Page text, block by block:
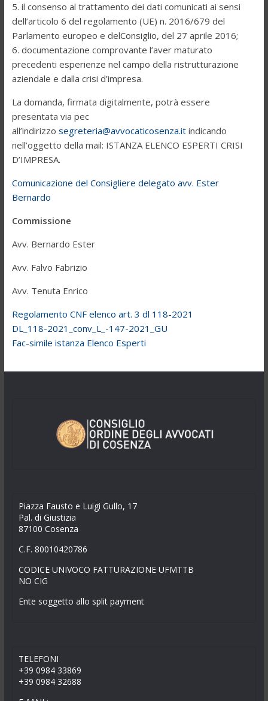
5. il consenso al trattamento dei dati comunicati ai sensi
dell’articolo 6 del regolamento (UE) n. 2016/679 del
Parlamento europeo e delConsiglio, del 27 aprile 2016;
6. documentazione comprovante l’aver maturato
precedenti esperienze nel campo della ristrutturazione
aziendale e dalla crisi d’impresa.
La domanda, firmata digitalmente, potrà essere
presentata via pec
all’indirizzo segreteria@avvocaticosenza.itindicando
nell’oggetto della mail: ISTANZA ELENCO ESPERTI CRISI
D’IMPRESA.
Comunicazione del Consigliere delegato avv. Ester
Bernardo
Commissione
Avv. Bernardo Ester
Avv. Falvo Fabrizio
Avv. Tenuta Enrico
Regolamento CNF elenco art. 3 dl 118-2021
DL_118-2021_conv_L_-147-2021_ GU
Fac-simile istanza Elenco Esperti
Piazza Fausto e Luigi Gullo, 17
Pal. di Giustizia
87100 Cosenza
C.F. 80010420786
CODICE UNIVOCO FATTURAZIONE UFMTTB
NO CIG
Ente soggetto allo split payment
TELEFONI
+39 0984 33869
+39 0984 32688